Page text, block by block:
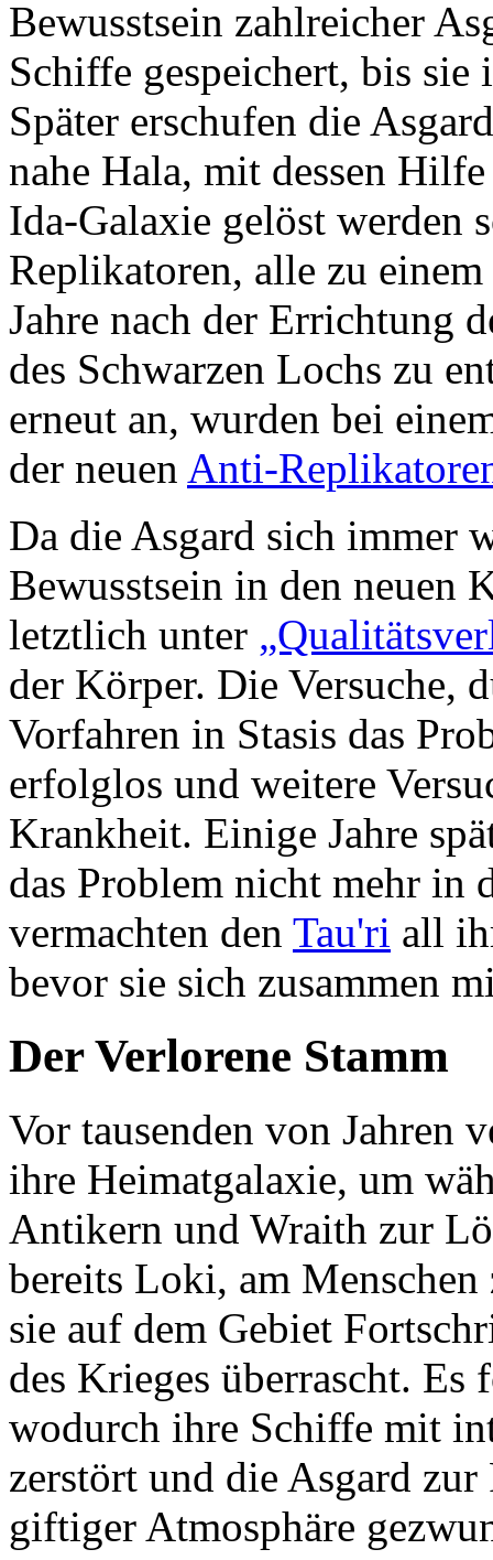
Bewusstsein zahlreicher
Schiffe gespeichert, bis
Später erschufen die
nahe Hala, mit dessen
Ida-Galaxie gelöst werden
Replikatoren, alle zu
Jahre nach der Errichtung
des Schwarzen Lochs zu
erneut an, wurden bei
der neuen Anti-
Da die Asgard sich immer
Bewusstsein in den neuen
letztlich unter
der Körper. Die Versuche,
Vorfahren in Stasis das
erfolglos und weitere
Krankheit. Einige Jahre
das Problem nicht mehr in
vermachten den Tau'ri all
bevor sie sich zusammen
Der Verlorene Stamm
Vor tausenden von Jahren
ihre Heimatgalaxie, um
Antikern und Wraith zur
bereits Loki, am Menschen
sie auf dem Gebiet
des Krieges überrascht.
wodurch ihre Schiffe mit
zerstört und die Asgard
giftiger Atmosphäre